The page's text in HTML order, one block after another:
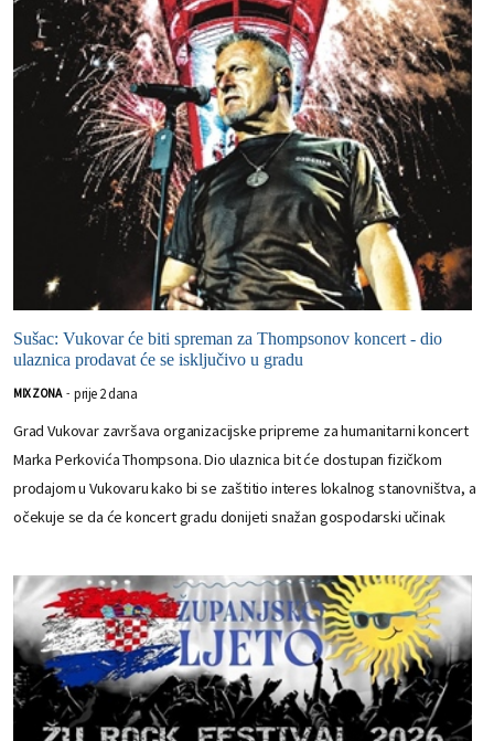
Sušac: Vukovar će biti spreman za Thompsonov koncert - dio
ulaznica prodavat će se isključivo u gradu
MIX ZONA - prije 2 dana
Grad Vukovar završava organizacijske pripreme za humanitarni koncert
Marka Perkovića Thompsona. Dio ulaznica bit će dostupan fizičkom
prodajom u Vukovaru kako bi se zaštitio interes lokalnog stanovništva, a
očekuje se da će koncert gradu donijeti snažan gospodarski učinak